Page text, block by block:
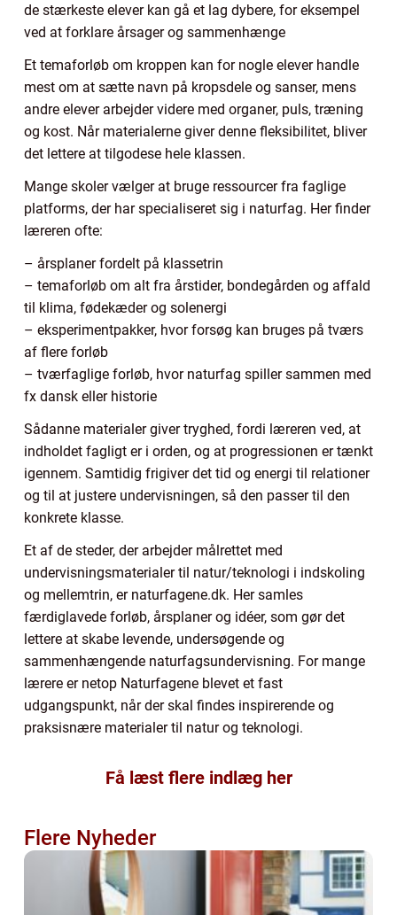
de stærkeste elever kan gå et lag dybere, for eksempel
ved at forklare årsager og sammenhænge
Et temaforløb om kroppen kan for nogle elever handle
mest om at sætte navn på kropsdele og sanser, mens
andre elever arbejder videre med organer, puls, træning
og kost. Når materialerne giver denne fleksibilitet, bliver
det lettere at tilgodese hele klassen.
Mange skoler vælger at bruge ressourcer fra faglige
platforms, der har specialiseret sig i naturfag. Her finder
læreren ofte:
– årsplaner fordelt på klassetrin
– temaforløb om alt fra årstider, bondegården og affald
til klima, fødekæder og solenergi
– eksperimentpakker, hvor forsøg kan bruges på tværs
af flere forløb
– tværfaglige forløb, hvor naturfag spiller sammen med
fx dansk eller historie
Sådanne materialer giver tryghed, fordi læreren ved, at
indholdet fagligt er i orden, og at progressionen er tænkt
igennem. Samtidig frigiver det tid og energi til relationer
og til at justere undervisningen, så den passer til den
konkrete klasse.
Et af de steder, der arbejder målrettet med
undervisningsmaterialer til natur/teknologi i indskoling
og mellemtrin, er naturfagene.dk. Her samles
færdiglavede forløb, årsplaner og idéer, som gør det
lettere at skabe levende, undersøgende og
sammenhængende naturfagsundervisning. For mange
lærere er netop Naturfagene blevet et fast
udgangspunkt, når der skal findes inspirerende og
praksisnære materialer til natur og teknologi.
Få læst flere indlæg her
Flere Nyheder